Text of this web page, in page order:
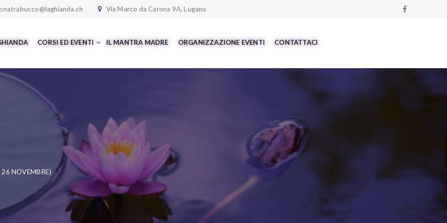
Via Marco da Carona 9A, Lugano
CORSI ED EVENTI IL MANTRA MADRE ORGANIZZAZIONE EVENTI CONTATTACI
NOVEMBRE)